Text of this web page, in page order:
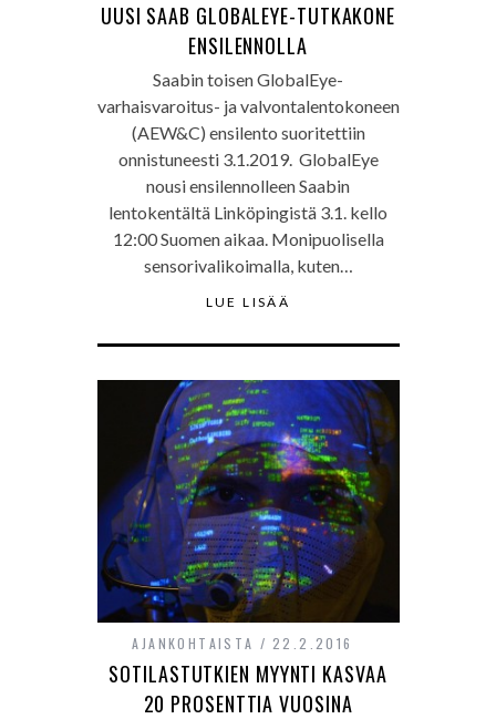
UUSI SAAB GLOBALEYE-TUTKAKONE
ENSILENNOLLA
Saabin toisen GlobalEye-
varhaisvaroitus- ja valvontalentokoneen
(AEW&C) ensilento suoritettiin
onnistuneesti 3.1.2019. GlobalEye
nousi ensilennolleen Saabin
lentokentältä Linköpingistä 3.1. kello
12:00 Suomen aikaa. Monipuolisella
sensorivalikoimalla, kuten…
LUE LISÄÄ
AJANKOHTAISTA 22.2.2016
SOTILASTUTKIEN MYYNTI KASVAA
20 PROSENTTIA VUOSINA